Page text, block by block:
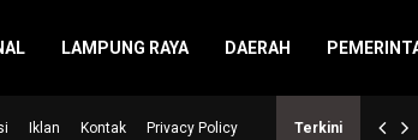
LAMPUNG RAYA DAERAH
Iklan Kontak Privacy Policy Terkini
Lebak serahkan…